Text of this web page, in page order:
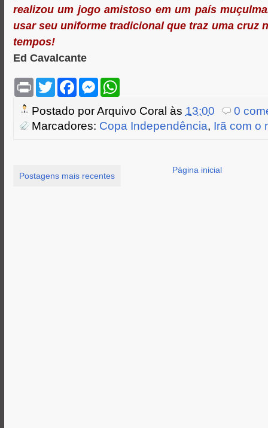
realizou um jogo amistoso em um país
usar seu uniforme tradicional que traz uma cruz
tempos!
Ed Cavalcante
P
n
t
T
w
t
e
F
e
b
o
M
s
e
n
W
t
A
Postado porArquivo Coral às 13:00
0
Marcadores: Copa Independência, Irã com o
Postagens mais recentes
Página inicial